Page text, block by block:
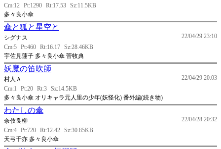
Cm:12 Pt:1290 Rt:17.53 Sz:11.5KB
多々良小傘
傘と狐と星空と
22/04/29 23:10
シグナス
Cm:5 Pt:460 Rt:16.17 Sz:28.46KB
宇佐見蓮子 多々良小傘 菅牧典
妖魔の笛吹師
22/04/29 20:03
村人Ａ
Cm:1
Pt:20 Rt:3 Sz:14.5KB
多々良小傘 オリキャラ元人里の少年(妖怪化) 番外編(続き物)
わたしの傘
22/04/28 20:32
奈伎良柳
Cm:4 Pt:720 Rt:12.42 Sz:30.85KB
天弓千亦 多々良小傘